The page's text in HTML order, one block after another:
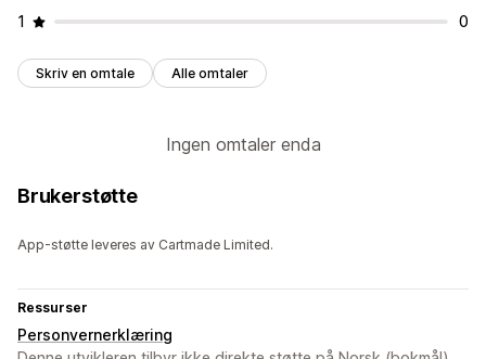
1
0
Skriv en omtale Alle omtaler
Ingen omtaler enda
Brukerstøtte
App-støtte leveres av Cartmade Limited.
Ressurser
Personvernerklæring